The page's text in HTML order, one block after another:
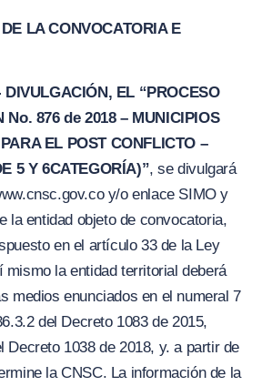
LA CONVOCATORIA E
DIVULGACIÓN, EL “PROCESO
No. 876 de 2018 – MUNICIPIOS
A EL POST CONFLICTO –
5 Y 6CATEGORÍA)”, se divulgará
w.cnsc.gov.co y/o enlace SIMO y
la entidad objeto de convocatoria,
en el artículo 33 de la Ley
mismo la entidad territorial deberá
medios enunciados en el numeral 7
del Decreto 1083 de 2015,
Decreto 1038 de 2018, y. a partir de
la CNSC. La información de la